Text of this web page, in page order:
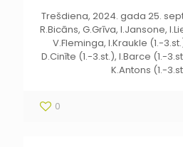
Trešdiena, 2024. gada 25.
R.Bicāns, G.Grīva, I.Jansone,
V.Fleminga, I.Kraukle (1.-
D.Cinīte (1.-3.st.), I.Barce (1.-
K.Antons (1.-
0